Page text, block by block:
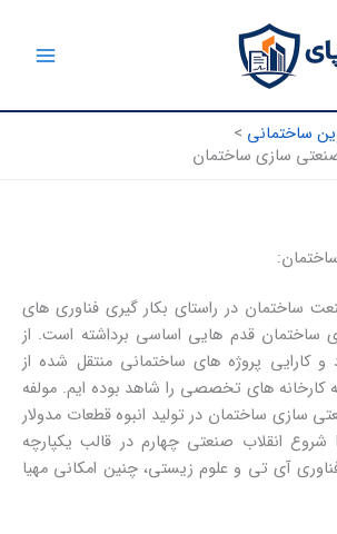
ساختمانی
سازی ساختمان
ساختمان در راستای بکار گیری فناوری های
ساختمان قدم هایی اساسی برداشته است. از
و کارایی پروژه های ساختمانی منتقل شده از
کارخانه های تخصصی را شاهد بوده ایم. مولفه
سازی ساختمان در تولید انبوه قطعات مدولار
شروع انقلاب صنعتی چهارم در قالب یکپارچه
آی تی و علوم زیستی، چنین امکانی مهیا